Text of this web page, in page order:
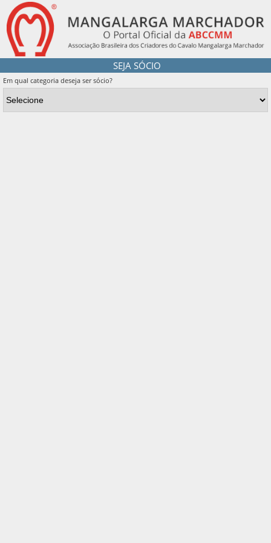
SEJA SÓCIO
Em qual categoria deseja ser sócio?